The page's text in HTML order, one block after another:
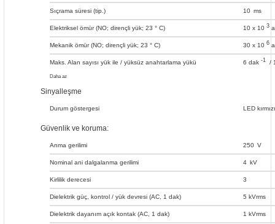
Sıçrama süresi (tip.) 10 ms
Elektriksel ömür (NO; dirençli yük; 23 ° C) 10 x 10 3
Mekanik ömür (NO; dirençli yük; 23 ° C) 30 x 10 6
Maks. Alan sayısı yük ile / yüksüz anahtarlama yükü 6 dak -1 /
Daha az
Sinyalleşme
Durum göstergesi LED kırmızı
Güvenlik ve koruma:
Anma gerilimi 250 V
Nominal ani dalgalanma gerilimi 4 kV
Kirlilik derecesi 3
Dielektrik güç, kontrol / yük devresi (AC, 1 dak) 5 kVrms
Dielektrik dayanım açık kontak (AC, 1 dak) 1 kVrms